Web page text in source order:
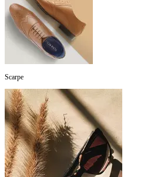
Scarpe